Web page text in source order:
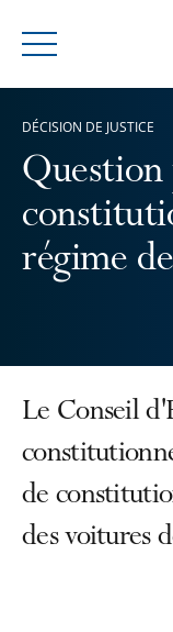
Menu
régime
DÉCISION DE JUSTICE
Le Conseil
de
des voitures